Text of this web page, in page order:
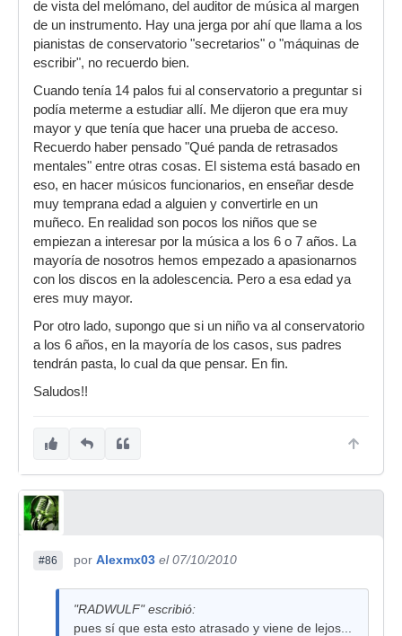
de vista del melómano, del auditor de música al margen
de un instrumento. Hay una jerga por ahí que llama a los
pianistas de conservatorio "secretarios" o "máquinas de
escribir", no recuerdo bien.
Cuando tenía 14 palos fui al conservatorio a preguntar si
podía meterme a estudiar allí. Me dijeron que era muy
mayor y que tenía que hacer una prueba de acceso.
Recuerdo haber pensado "Qué panda de retrasados
mentales" entre otras cosas. El sistema está basado en
eso, en hacer músicos funcionarios, en enseñar desde
muy temprana edad a alguien y convertirle en un
muñeco. En realidad son pocos los niños que se
empiezan a interesar por la música a los 6 o 7 años. La
mayoría de nosotros hemos empezado a apasionarnos
con los discos en la adolescencia. Pero a esa edad ya
eres muy mayor.
Por otro lado, supongo que si un niño va al conservatorio
a los 6 años, en la mayoría de los casos, sus padres
tendrán pasta, lo cual da que pensar. En fin.
Saludos!!
#86 por Alexmx03 el 07/10/2010
"RADWULF" escribió:
pues sí que esta esto atrasado y viene de lejos...